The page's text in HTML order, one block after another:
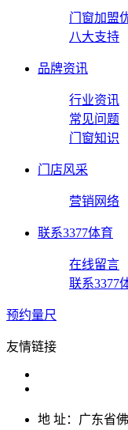
门窗加盟
八大支持
品牌资讯
行业资讯
常见问题
门窗知识
门店风采
营销网络
联系3377体育
在线留言
联系3377
预约量尺
友情链接
地 址：广东省